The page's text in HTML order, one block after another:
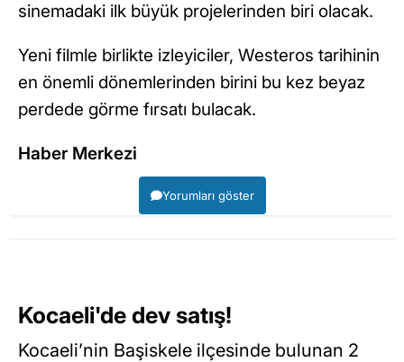
sinemadaki ilk büyük projelerinden biri olacak.
Yeni filmle birlikte izleyiciler, Westeros tarihinin
en önemli dönemlerinden birini bu kez beyaz
perdede görme fırsatı bulacak.
Haber Merkezi
Yorumları göster
Kocaeli'de dev satış!
Kocaeli’nin Başiskele ilçesinde bulunan 2